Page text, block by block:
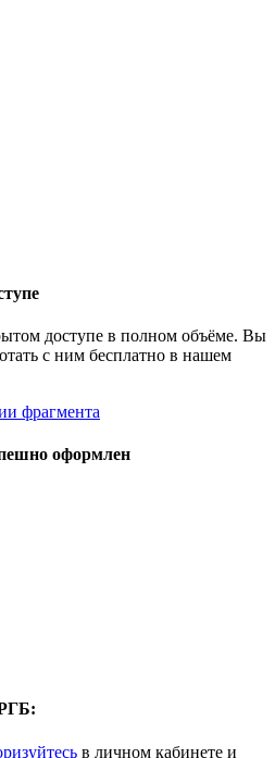
доступе в полном объёме. Вы
с ним бесплатно в нашем
фрагмента
оформлен
в личном кабинете и